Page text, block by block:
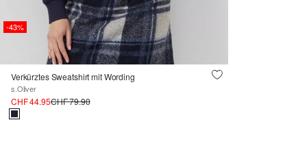
-43%
Verkürztes Sweatshirt mit Wording
s.Oliver
CHF 44.95CHF 79.90